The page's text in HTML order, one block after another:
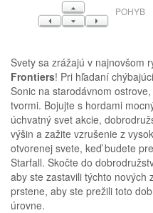
HORE
VĽAVODOLEVPRAVO
POHYB
Svety sa zrážajú v najnovšom
Frontiers! Pri hľadaní
Sonic na starodávnom
tvormi. Bojujte s hordami
úchvatný svet akcie,
výšin a zažite vzrušenie z
otvorenej svete, keď budete
Starfall. Skočte do
aby ste zastavili týchto nových
prstene, aby ste prežili toto
úrovne.